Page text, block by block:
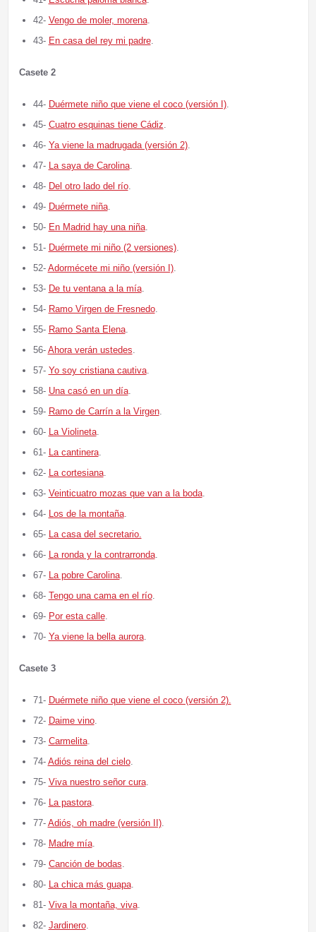
42- Vengo de moler, morena.
43- En casa del rey mi padre.
Casete 2
44- Duérmete niño que viene el coco (versión I).
45- Cuatro esquinas tiene Cádiz.
46- Ya viene la madrugada (versión 2).
47- La saya de Carolina.
48- Del otro lado del río.
49- Duérmete niña.
50- En Madrid hay una niña.
51- Duérmete mi niño (2 versiones).
52- Adormécete mi niño (versión I).
53- De tu ventana a la mía.
54- Ramo Virgen de Fresnedo.
55- Ramo Santa Elena.
56- Ahora verán ustedes.
57- Yo soy cristiana cautiva.
58- Una casó en un día.
59- Ramo de Carrín a la Virgen.
60- La Violineta.
61- La cantinera.
62- La cortesiana.
63- Veinticuatro mozas que van a la boda.
64- Los de la montaña.
65- La casa del secretario.
66- La ronda y la contrarronda.
67- La pobre Carolina.
68- Tengo una cama en el río.
69- Por esta calle.
70- Ya viene la bella aurora.
Casete 3
71- Duérmete niño que viene el coco (versión 2).
72- Daime vino.
73- Carmelita.
74- Adiós reina del cielo.
75- Viva nuestro señor cura.
76- La pastora.
77- Adiós, oh madre (versión II).
78- Madre mía.
79- Canción de bodas.
80- La chica más guapa.
81- Viva la montaña, viva.
82- Jardinero.